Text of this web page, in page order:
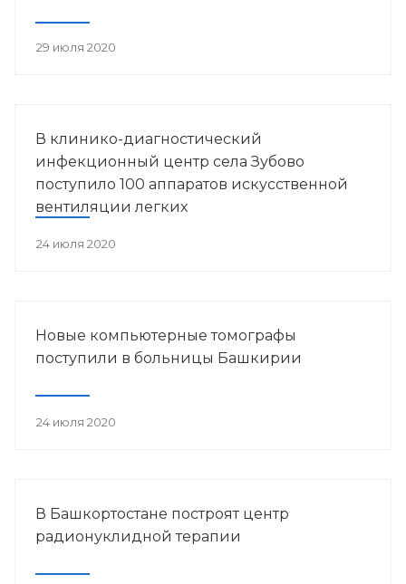
29 июля 2020
В клинико-диагностический
инфекционный центр села Зубово
поступило 100 аппаратов искусственной
вентиляции легких
24 июля 2020
Новые компьютерные томографы
поступили в больницы Башкирии
24 июля 2020
В Башкортостане построят центр
радионуклидной терапии